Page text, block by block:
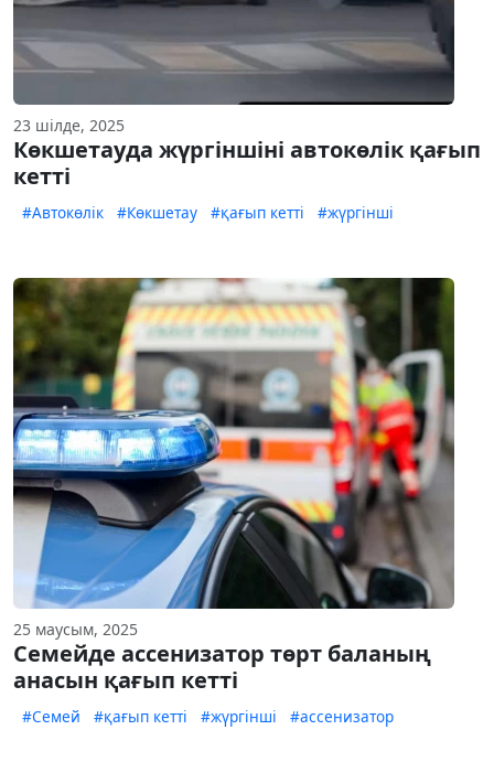
23 шілде, 2025
Көкшетауда жүргіншіні автокөлік қағып
кетті
#Автокөлік #Көкшетау #қағып кетті #жүргінші
25 маусым, 2025
Семейде ассенизатор төрт баланың
анасын қағып кетті
#Семей #қағып кетті #жүргінші #ассенизатор